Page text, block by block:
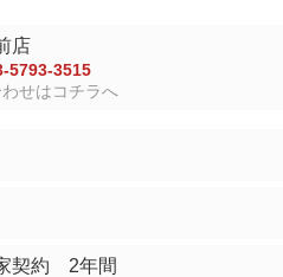
店
5793-3515
せはコチラへ
契約 2年間